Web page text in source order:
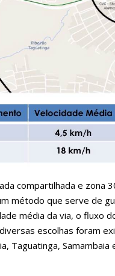
compartilhada e
método que serve de
média da via, o fluxo
escolhas foram
Taguatinga,